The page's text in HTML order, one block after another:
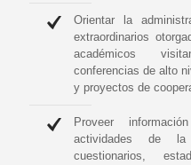
Orientar la
extraordinarios
académicos
conferencias de alto
y proyectos de
Proveer
actividades de la
cuestionarios,